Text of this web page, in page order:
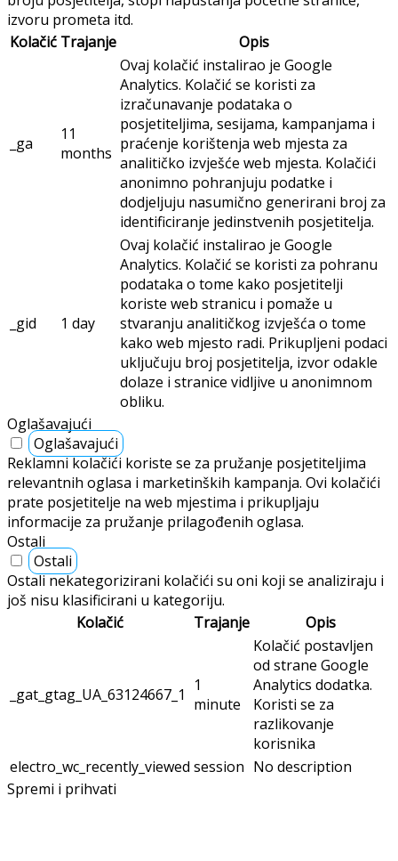
izvoru prometa itd.
Kolačić Trajanje Opis
_ga
11
months
Ovaj kolačić instalirao je Google
Analytics. Kolačić se koristi za
izračunavanje podataka o
posjetiteljima, sesijama, kampanjama i
praćenje korištenja web mjesta za
analitičko izvješće web mjesta. Kolačići
anonimno pohranjuju podatke i
dodjeljuju nasumično generirani broj za
identificiranje jedinstvenih posjetitelja.
_gid 1 day
Ovaj kolačić instalirao je Google
Analytics. Kolačić se koristi za pohranu
podataka o tome kako posjetitelji
koriste web stranicu i pomaže u
stvaranju analitičkog izvješća o tome
kako web mjesto radi. Prikupljeni podaci
uključuju broj posjetitelja, izvor odakle
dolaze i stranice vidljive u anonimnom
obliku.
Oglašavajući
Oglašavajući
Reklamni kolačići koriste se za pružanje posjetiteljima
relevantnih oglasa i marketinških kampanja. Ovi kolačići
prate posjetitelje na web mjestima i prikupljaju
informacije za pružanje prilagođenih oglasa.
Ostali
Ostali
Ostali nekategorizirani kolačići su oni koji se analiziraju i
još nisu klasificirani u kategoriju.
Kolačić
Trajanje Opis
_gat_gtag_UA_63124667_1
1
minute
Kolačić postavljen
od strane Google
Analytics dodatka.
Koristi se za
razlikovanje
korisnika
electro_wc_recently_viewed session No description
Spremi i prihvati